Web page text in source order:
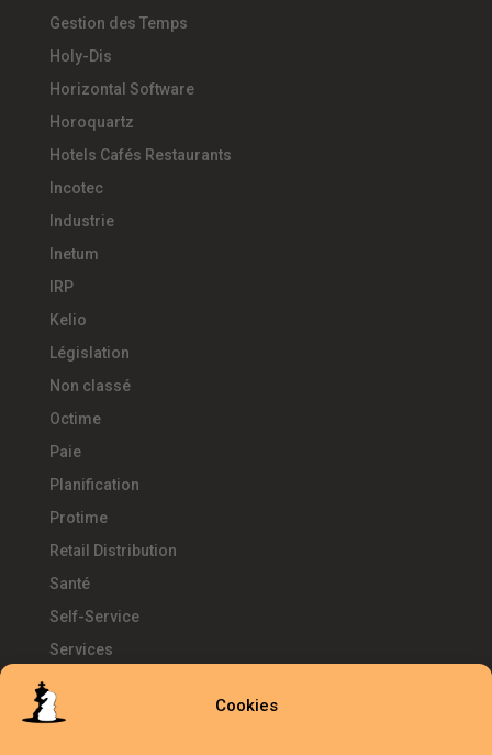
Cookies
Gestion des Temps
Holy-Dis
Horizontal Software
Horoquartz
Hotels Cafés Restaurants
Incotec
Industrie
Inetum
IRP
Kelio
Législation
Non classé
Octime
Paie
Planification
Protime
Retail Distribution
Santé
Self-Service
Services
Télétravail